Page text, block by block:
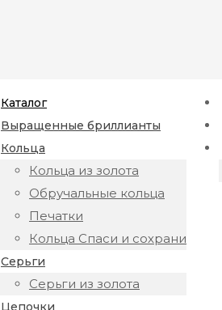
Каталог
Выращенные бриллианты
Кольца
Кольца из золота
Обручальные кольца
Печатки
Кольца Спаси и сохрани
Серьги
Серьги из золота
Цепочки